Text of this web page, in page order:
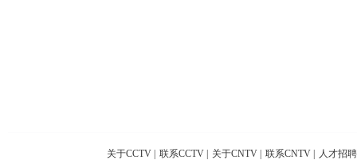
关于CCTV 联系CCTV 关于CNTV 联系CNTV 人才招聘